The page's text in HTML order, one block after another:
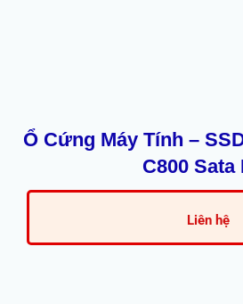
Ổ Cứng Máy Tính –
C800 Sata
Liên hệ